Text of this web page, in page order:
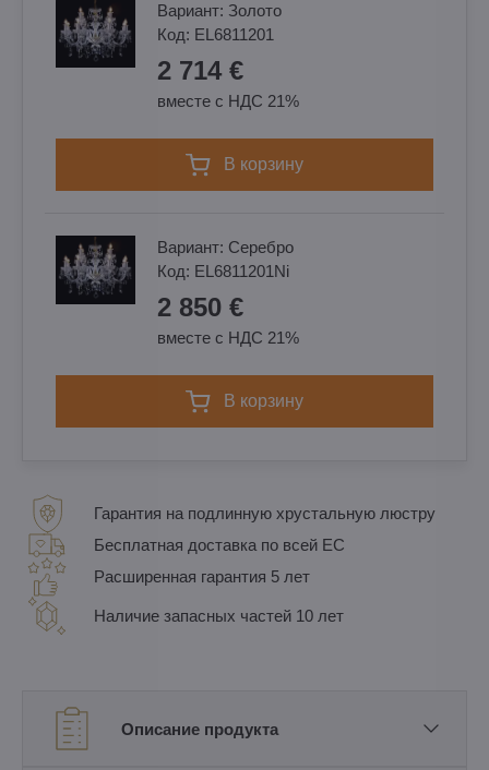
Вариант: Золотo
Код: EL6811201
2 714 €
вместе с НДС 21%
в корзину
Вариант: Cеребро
Код: EL6811201Ni
2 850 €
вместе с НДС 21%
в корзину
Гарантия на подлинную хрустальную люстру
Бесплатная доставка по всей ЕС
Расширенная гарантия 5 лет
Наличие запасных частей 10 лет
Описание продукта